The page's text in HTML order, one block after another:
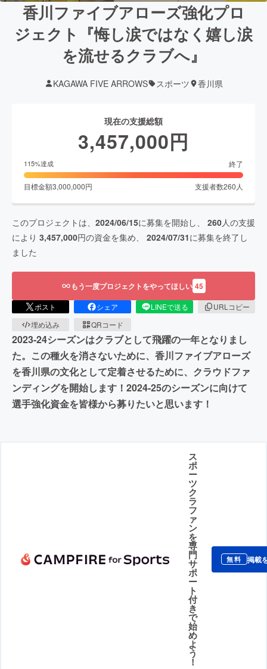
香川ファイブアローズ強化プロ
ジェクト『悔し涙ではなく嬉し涙
を流せるクラブへ』
KAGAWA FIVE ARROWS スポーツ 香川県
現在の支援総額
3,457,000円
115%達成 終了
目標金額3,000,000円 支援者数260 人
このプロジェクトは、 2024/06/15に募集を開始し、 260人の支援
により 3,457,000円の資金を集め、 2024/07/31に募集を終了し
ました
もう一度プロジェクトをやってほしい 45
ポスト シェア LINEで送る
URLコピー
埋め込み
QRコード
2023-24シーズンはクラブとして飛躍の一年となりまし
た。この種火を消さないために、香川ファイブアローズ
を香川県の文化として定着させるために、クラウドファ
ンディングを開始します！2024-25のシーズンに向けて
選手強化資金を皆様から募りたいと思います！
ス
ポ
ー
ツ
ク
ラ
フ
ァ
ン
を
専
門
サ
ポ
ー
ト
付
き
で
始
め
よ
う
！
無料 掲載